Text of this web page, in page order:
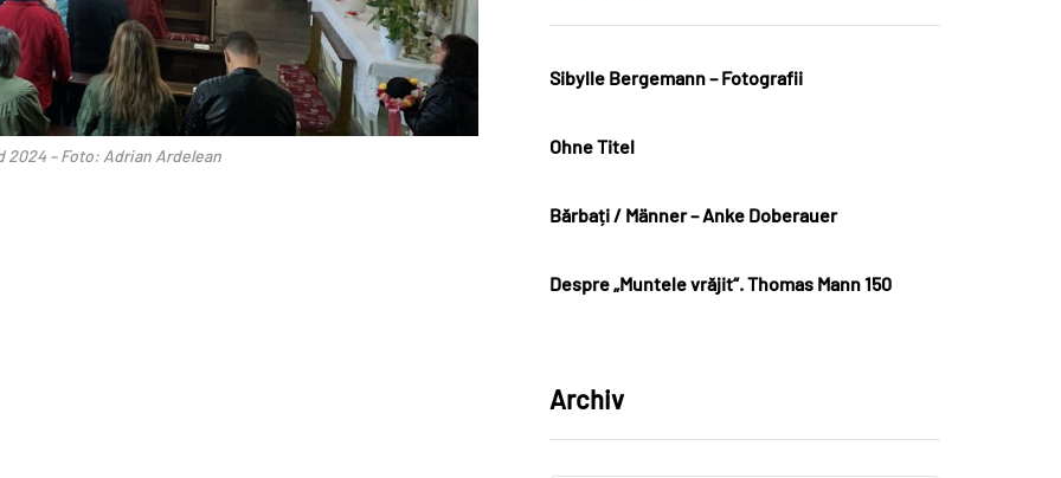
2024 – Foto: Adrian Ardelean
Sibylle Bergemann – Fotografii
Ohne Titel
Bărbați / Männer – Anke Doberauer
Despre „Muntele vrăjit“. Thomas Mann 150
Archiv